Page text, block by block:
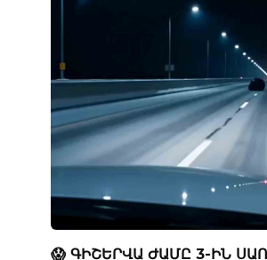
😱 ԳԻՇԵՐՎԱ ԺԱՄԸ 3-ԻՆ